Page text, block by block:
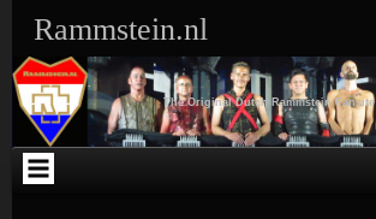
inhoud
Rammstein.nl
The Original Dutch Rammstein Fansite